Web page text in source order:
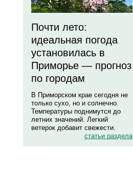
Почти лето:
идеальная погода
установилась в
Приморье — прогноз
по городам
В Приморском крае сегодня не
только сухо, но и солнечно.
Температуры поднимутся до
летних значений. Легкий
ветерок добавит свежести.
статьи раздела